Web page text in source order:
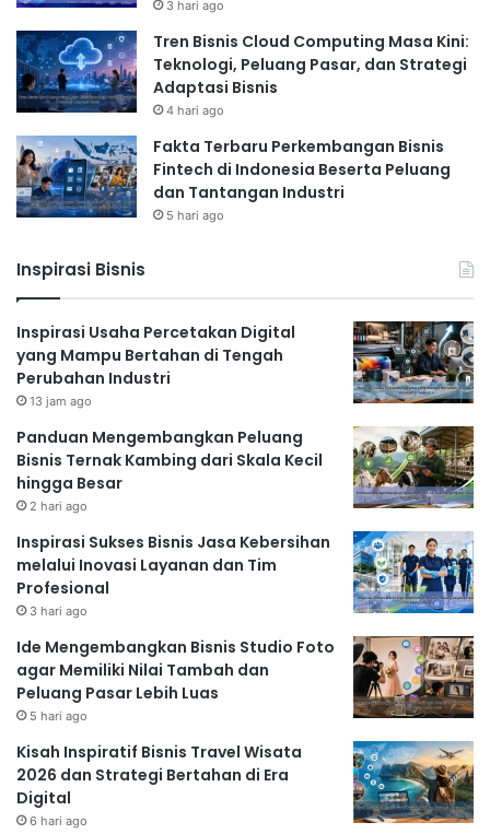
3 hari ago
Tren Bisnis Cloud Computing Masa Kini:
Teknologi, Peluang Pasar, dan Strategi
Adaptasi Bisnis
4 hari ago
Fakta Terbaru Perkembangan Bisnis
Fintech di Indonesia Beserta Peluang
dan Tantangan Industri
5 hari ago
Inspirasi Bisnis
Inspirasi Usaha Percetakan Digital
yang Mampu Bertahan di Tengah
Perubahan Industri
13 jam ago
Panduan Mengembangkan Peluang
Bisnis Ternak Kambing dari Skala Kecil
hingga Besar
2 hari ago
Inspirasi Sukses Bisnis Jasa Kebersihan
melalui Inovasi Layanan dan Tim
Profesional
3 hari ago
Ide Mengembangkan Bisnis Studio Foto
agar Memiliki Nilai Tambah dan
Peluang Pasar Lebih Luas
5 hari ago
Kisah Inspiratif Bisnis Travel Wisata
2026 dan Strategi Bertahan di Era
Digital
6 hari ago